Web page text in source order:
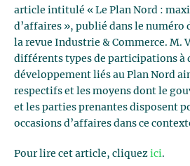
article intitulé « Le Plan Nord :
d’affaires », publié dans le numéro
la revue Industrie & Commerce. M.
différents types de participations à
développement liés au Plan Nord
respectifs et les moyens dont le
et les parties prenantes disposent
occasions d’affaires dans ce
Pour lire cet article, cliquez ici.